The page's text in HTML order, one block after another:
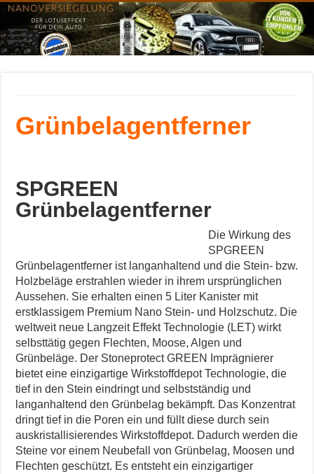
Grünbelagentferner
SPGREEN
Grünbelagentferner
Die Wirkung des
SPGREEN
Grünbelagentferner ist langanhaltend und die Stein- bzw.
Holzbeläge erstrahlen wieder in ihrem ursprünglichen
Aussehen. Sie erhalten einen 5 Liter Kanister mit
erstklassigem Premium Nano Stein- und Holzschutz. Die
weltweit neue Langzeit Effekt Technologie (LET) wirkt
selbsttätig gegen Flechten, Moose, Algen und
Grünbeläge. Der Stoneprotect GREEN Imprägnierer
bietet eine einzigartige Wirkstoffdepot Technologie, die
tief in den Stein eindringt und selbstständig und
langanhaltend den Grünbelag bekämpft. Das Konzentrat
dringt tief in die Poren ein und füllt diese durch sein
auskristallisierendes Wirkstoffdepot. Dadurch werden die
Steine vor einem Neubefall von Grünbelag, Moosen und
Flechten geschützt. Es entsteht ein einzigartiger